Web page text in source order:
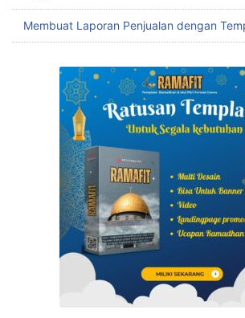
Membuat Laporan Penjualan dengan